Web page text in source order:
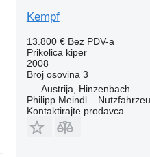
Kempf
13.800 € Bez PDV-a
Prikolica kiper
2008
Broj osovina 3
Austrija, Hinzenbach
Philipp Meindl –
Kontaktirajte prodavca